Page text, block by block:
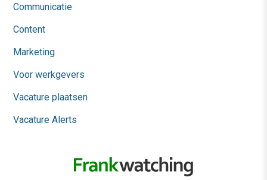
Communicatie
Content
Marketing
Voor werkgevers
Vacature plaatsen
Vacature Alerts